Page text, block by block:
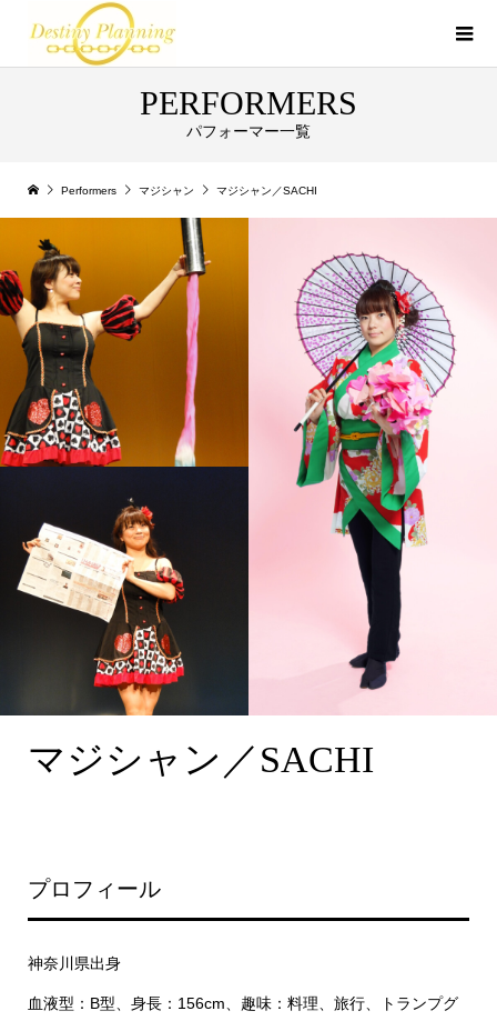
PERFORMERS
パフォーマー一覧
Performers マジシャン マジシャン／SACHI
マジシャン／SACHI
プロフィール
神奈川県出身
血液型：B型、身長：156cm、趣味：料理、旅行、トランプグ